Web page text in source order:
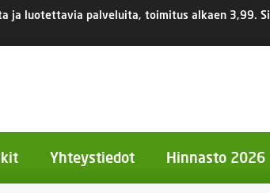
ja luotettavia palveluita, toimitus alkaen 3,99.
Yhteystiedot Hinnasto 2026